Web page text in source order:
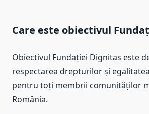
Care este obiectivul
Obiectivul Fundației Dignitas este
respectarea drepturilor și
pentru toți membrii comunităților
România.